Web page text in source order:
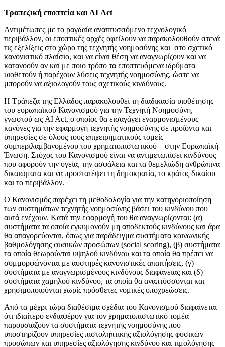
Τραπεζική εποπτεία και ΑΙ Act
Αντιμέτωπες με το ραγδαία αναπτυσσόμενο τεχνολογικό
περιβάλλον, οι εποπτικές αρχές οφείλουν να παρακολουθούν στενά
τις εξελίξεις στο χώρο της τεχνητής νοημοσύνης και στο σχετικό
κανονιστικό πλαίσιο, και να είναι θέση να αναγνωρίζουν και να
κατανοούν αν και με ποιο τρόπο τα εποπτευόμενα ιδρύματα
υιοθετούν ή παρέχουν λύσεις τεχνητής νοημοσύνης, ώστε να
μπορούν να αξιολογούν τους σχετικούς κινδύνους.
Η Τράπεζα της Ελλάδος παρακολουθεί τη διαδικασία υιοθέτησης
του ευρωπαϊκού Κανονισμού για την Τεχνητή Νοημοσύνη,
γνωστού ως AI Act, ο οποίος θα εισαγάγει εναρμονισμένους
κανόνες για την εφαρμογή τεχνητής νοημοσύνης σε προϊόντα και
υπηρεσίες σε όλους τους επιχειρηματικούς τομείς –
συμπεριλαμβανομένου του χρηματοπιστωτικού – στην Ευρωπαϊκή
Ένωση. Στόχος του Κανονισμού είναι να αντιμετωπίσει κινδύνους
που αφορούν την υγεία, την ασφάλεια και τα θεμελιώδη ανθρώπινα
δικαιώματα και να προστατέψει τη δημοκρατία, το κράτος δικαίου
και το περιβάλλον.
Ο Κανονισμός παρέχει τη μεθοδολογία για την κατηγοριοποίηση
των συστημάτων τεχνητής νοημοσύνης βάσει του κινδύνου που
αυτά ενέχουν. Kατά την εφαρμογή του θα αναγνωρίζονται: (α)
συστήματα τα οποία εγκυμονούν μη αποδεκτούς κινδύνους και άρα
θα απαγορεύονται, όπως για παράδειγμα συστήματα κοινωνικής
βαθμολόγησης φυσικών προσώπων (social scoring), (β) συστήματα
τα οποία θεωρούνται υψηλού κινδύνου και τα οποία θα πρέπει να
συμμορφώνονται με αυστηρές κανονιστικές απαιτήσεις, (γ)
συστήματα με αναγνωρισμένους κινδύνους διαφάνειας και (δ)
συστήματα χαμηλού κινδύνου, τα οποία θα αναπτύσσονται και
χρησιμοποιούνται χωρίς πρόσθετες νομικές υποχρεώσεις.
Από τα μέχρι τώρα διαθέσιμα σχέδια του Κανονισμού διαφαίνεται
ότι ιδιαίτερο ενδιαφέρον για τον χρηματοπιστωτικό τομέα
παρουσιάζουν τα συστήματα τεχνητής νοημοσύνης που
υποστηρίζουν υπηρεσίες πιστοληπτικής αξιολόγησης φυσικών
προσώπων και υπηρεσίες αξιολόγησης κινδύνου και τιμολόγησης